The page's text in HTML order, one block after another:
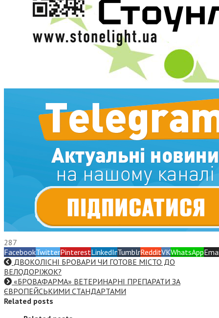
287
FacebookTwitterPinterestLinkedInTumblrRedditVKWhatsApp
ДВОКОЛІСНІ БРОВАРИ ЧИ ГОТОВЕ МІСТО ДО
ВЕЛОДОРІЖОК?
«БРОВАФАРМА» ВЕТЕРИНАРНІ ПРЕПАРАТИ ЗА
ЄВРОПЕЙСЬКИМИ СТАНДАРТАМИ
Related posts